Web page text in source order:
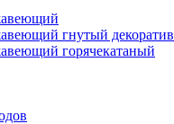
гнутый
горячекатаный